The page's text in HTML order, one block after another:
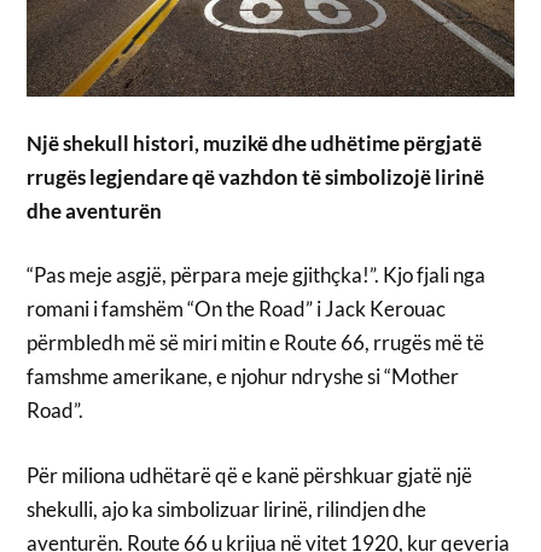
Një shekull histori, muzikë dhe udhëtime përgjatë
rrugës legjendare që vazhdon të simbolizojë lirinë
dhe aventurën
“Pas meje asgjë, përpara meje gjithçka!”. Kjo fjali nga
romani i famshëm “On the Road” i Jack Kerouac
përmbledh më së miri mitin e Route 66, rrugës më të
famshme amerikane, e njohur ndryshe si “Mother
Road”.
Për miliona udhëtarë që e kanë përshkuar gjatë një
shekulli, ajo ka simbolizuar lirinë, rilindjen dhe
aventurën. Route 66 u krijua në vitet 1920, kur qeveria